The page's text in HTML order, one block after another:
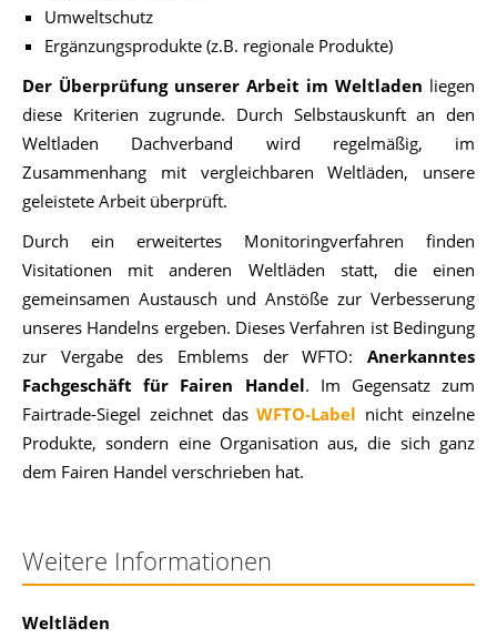
Umweltschutz
Ergänzungsprodukte (z.B. regionale Produkte)
Der Überprüfung unserer Arbeit im Weltladen liegen
diese Kriterien zugrunde. Durch Selbstauskunft an den
Weltladen Dachverband wird regelmäßig, im
Zusammenhang mit vergleichbaren Weltläden, unsere
geleistete Arbeit überprüft.
Durch ein erweitertes Monitoringverfahren finden
Visitationen mit anderen Weltläden statt, die einen
gemeinsamen Austausch und Anstöße zur Verbesserung
unseres Handelns ergeben. Dieses Verfahren ist Bedingung
zur Vergabe des Emblems der WFTO: Anerkanntes
Fachgeschäft für Fairen Handel. Im Gegensatz zum
Fairtrade-Siegel zeichnet dasWFTO-Label nicht einzelne
Produkte, sondern eine Organisation aus, die sich ganz
dem Fairen Handel verschrieben hat.
Weitere Informationen
Weltläden